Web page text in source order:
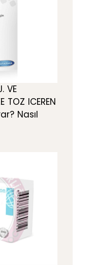
VE
TOZ ICEREN
Nasıl